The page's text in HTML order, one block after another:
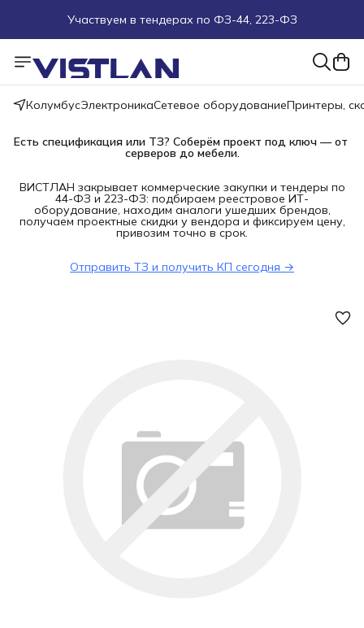
Участвуем в тендерах по ФЗ-44, 223-ФЗ
Поможем подобрать оборудование под ТЗ
Пришлите запрос на e-mail или в чат
КолумбусЭлектроникаСетевое оборудованиеПринтеры,
Есть спецификация или ТЗ? Соберём проект под ключ — от
серверов до мебели.
ВИСТЛАН закрывает коммерческие закупки и тендеры по
44-ФЗ и 223-ФЗ: подбираем реестровое ИТ-
оборудование, находим аналоги ушедших брендов,
получаем проектные скидки у вендора и фиксируем цену,
привозим точно в срок.
Отправить ТЗ и получить КП сегодня →